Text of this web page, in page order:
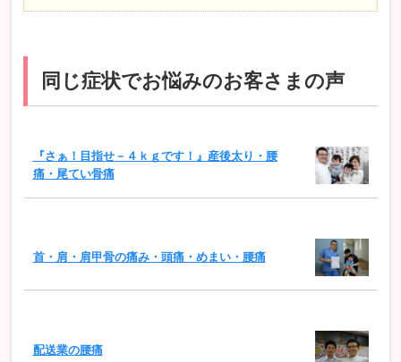
同じ症状でお悩みのお客さまの声
『さぁ！目指せ－４ｋｇです！』産後太り・腰
痛・尾てい骨痛
首・肩・肩甲骨の痛み・頭痛・めまい・腰痛
配送業の腰痛